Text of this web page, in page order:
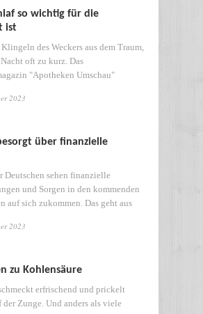
so wichtig für die
ist
des Weckers aus dem Traum,
oft zu kurz. Das
"Apotheken Umschau"
2023
über finanzielle
Deutschen sehen finanzielle
und Sorgen in den kommenden
auf sich zukommen. Das geht aus
2023
zu Kohlensäure
erfrischend und prickelt
der Zunge. Und anders als viele